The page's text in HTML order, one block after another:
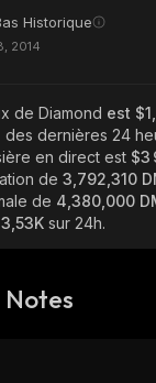
Historique
2014
de Diamond est
des dernières 24
en direct est $3
de 3,792,310
de 4,380,000
sur 24h.
Notes